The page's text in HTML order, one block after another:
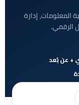
إدارة
الرقمي.
+ عن بُعد